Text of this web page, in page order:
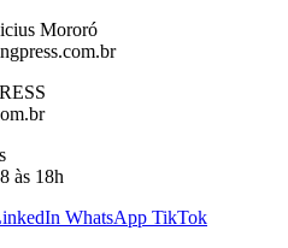
Mororó
às 18h
WhatsApp TikTok